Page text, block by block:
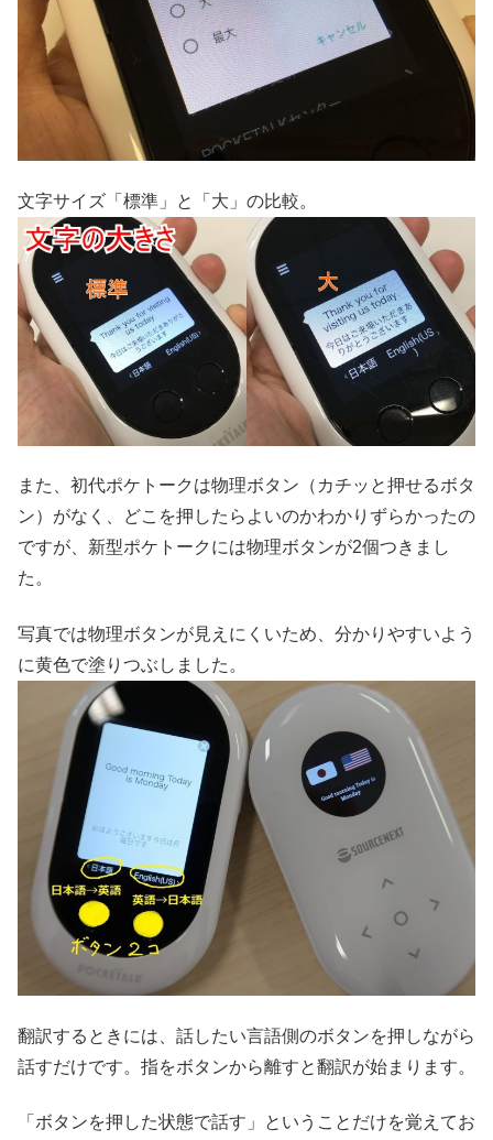
文字サイズ「標準」と「大」の比較。
また、初代ポケトークは物理ボタン（カチッと押せるボタ
ン）がなく、どこを押したらよいのかわかりずらかったの
ですが、新型ポケトークには物理ボタンが2個つきまし
た。
写真では物理ボタンが見えにくいため、分かりやすいよう
に黄色で塗りつぶしました。
翻訳するときには、話したい言語側のボタンを押しながら
話すだけです。指をボタンから離すと翻訳が始まります。
「ボタンを押した状態で話す」ということだけを覚えてお